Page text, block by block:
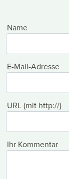
Name
E-Mail-Adresse
URL (mit http://)
Ihr Kommentar